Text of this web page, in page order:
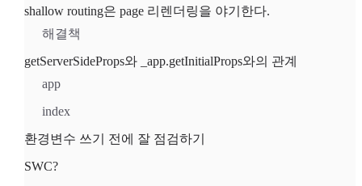
shallow routing은 page 리렌더링을 야기한다.
해결책
getServerSideProps와 _app.getInitialProps와의 관계
app
index
환경변수 쓰기 전에 잘 점검하기
SWC?